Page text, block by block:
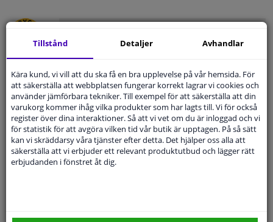
Ställ din fråga hos våra produktspecialister.
Modellmatchande garanti, Hitta rätt bildelar.
Fyll i ditt registreringsnummer ellerVälj din bil.
SÖK
Tillstånd Detaljer Avhandlar
Kära kund, vi vill att du ska få en bra upplevelse på vår hemsida. För
att säkerställa att webbplatsen fungerar korrekt lagrar vi cookies och
använder jämförbara tekniker. Till exempel för att säkerställa att din
varukorg kommer ihåg vilka produkter som har lagts till. Vi för också
register över dina interaktioner. Så att vi vet om du är inloggad och vi
för statistik för att avgöra vilken tid vår butik är upptagen. På så sätt
kan vi skräddarsy våra tjänster efter detta. Det hjälper oss alla att
säkerställa att vi erbjuder ett relevant produktutbud och lägger rätt
erbjudanden i fönstret åt dig.